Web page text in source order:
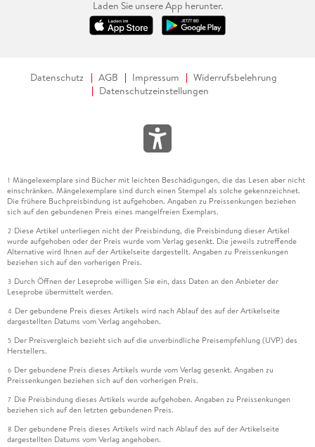
Laden Sie unsere App herunter.
Datenschutz AGB Impressum
Widerrufsbelehrung
Datenschutzeinstellungen
1 Mängelexemplare sind Bücher mit leichten Beschädigungen, die das Lesen aber nicht
einschränken. Mängelexemplare sind durch einen Stempel als solche gekennzeichnet.
Die frühere Buchpreisbindung ist aufgehoben. Angaben zu Preissenkungen beziehen
sich auf den gebundenen Preis eines mangelfreien Exemplars.
2 Diese Artikel unterliegen nicht der Preisbindung, die Preisbindung dieser Artikel
wurde aufgehoben oder der Preis wurde vom Verlag gesenkt. Die jeweils zutreffende
Alternative wird Ihnen auf der Artikelseite dargestellt. Angaben zu Preissenkungen
beziehen sich auf den vorherigen Preis.
3 Durch Öffnen der Leseprobe willigen Sie ein, dass Daten an den Anbieter der
Leseprobe übermittelt werden.
4 Der gebundene Preis dieses Artikels wird nach Ablauf des auf der Artikelseite
dargestellten Datums vom Verlag angehoben.
5 Der Preisvergleich bezieht sich auf die unverbindliche Preisempfehlung (UVP) des
Herstellers.
6 Der gebundene Preis dieses Artikels wurde vom Verlag gesenkt. Angaben zu
Preissenkungen beziehen sich auf den vorherigen Preis.
7 Die Preisbindung dieses Artikels wurde aufgehoben. Angaben zu Preissenkungen
beziehen sich auf den letzten gebundenen Preis.
8 Der gebundene Preis dieses Artikels wird nach Ablauf des auf der Artikelseite
dargestellten Datums vom Verlag angehoben.